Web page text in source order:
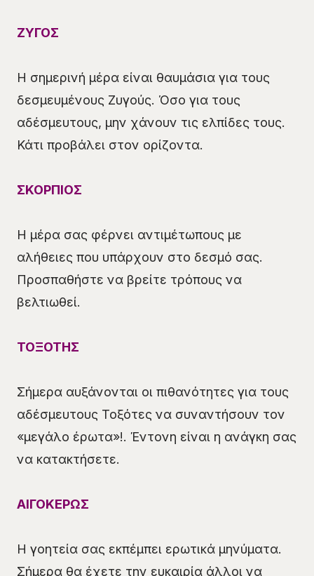
ΖΥΓΟΣ
Η σημερινή μέρα είναι θαυμάσια για τους
δεσμευμένους Ζυγούς. Όσο για τους
αδέσμευτους, μην χάνουν τις ελπίδες τους.
Κάτι προβάλει στον ορίζοντα.
ΣΚΟΡΠΙΟΣ
Η μέρα σας φέρνει αντιμέτωπους με
αλήθειες που υπάρχουν στο δεσμό σας.
Προσπαθήστε να βρείτε τρόπους να
βελτιωθεί.
ΤΟΞΟΤΗΣ
Σήμερα αυξάνονται οι πιθανότητες για τους
αδέσμευτους Τοξότες να συναντήσουν τον
«μεγάλο έρωτα»!. Έντονη είναι η ανάγκη σας
να κατακτήσετε.
ΑΙΓΟΚΕΡΩΣ
Η γοητεία σας εκπέμπει ερωτικά μηνύματα.
Σήμερα θα έχετε την ευκαιρία άλλοι να